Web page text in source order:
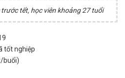
tết, học viên khoảng 27 tuổi
tốt nghiệp
buổi)